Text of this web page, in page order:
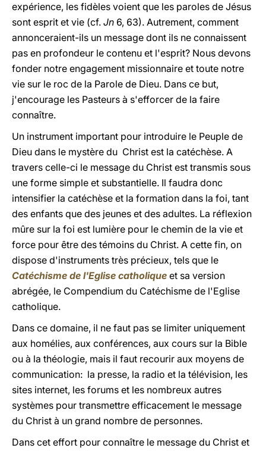
expérience, les fidèles voient que les paroles de Jésus
sont esprit et vie (cf. Jn 6, 63). Autrement, comment
annonceraient-ils un message dont ils ne connaissent
pas en profondeur le contenu et l'esprit? Nous devons
fonder notre engagement missionnaire et toute notre
vie sur le roc de la Parole de Dieu. Dans ce but,
j'encourage les Pasteurs à s'efforcer de la faire
connaître.
Un instrument important pour introduire le Peuple de
Dieu dans le mystère du Christ est la catéchèse. A
travers celle-ci le message du Christ est transmis sous
une forme simple et substantielle. Il faudra donc
intensifier la catéchèse et la formation dans la foi, tant
des enfants que des jeunes et des adultes. La réflexion
mûre sur la foi est lumière pour le chemin de la vie et
force pour être des témoins du Christ. A cette fin, on
dispose d'instruments très précieux, tels que le
Catéchisme de l'Eglise catholique et sa version
abrégée, le Compendium du Catéchisme de l'Eglise
catholique.
Dans ce domaine, il ne faut pas se limiter uniquement
aux homélies, aux conférences, aux cours sur la Bible
ou à la théologie, mais il faut recourir aux moyens de
communication: la presse, la radio et la télévision, les
sites internet, les forums et les nombreux autres
systèmes pour transmettre efficacement le message
du Christ à un grand nombre de personnes.
Dans cet effort pour connaître le message du Christ et